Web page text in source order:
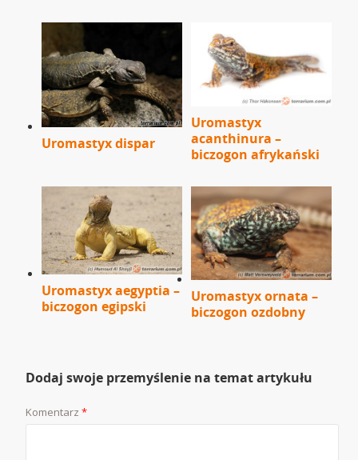
Uromastyx dispar
Uromastyx
acanthinura –
biczogon afrykański
Uromastyx aegyptia –
biczogon egipski
Uromastyx ornata –
biczogon ozdobny
Dodaj swoje przemyślenie na temat artykułu
Komentarz*